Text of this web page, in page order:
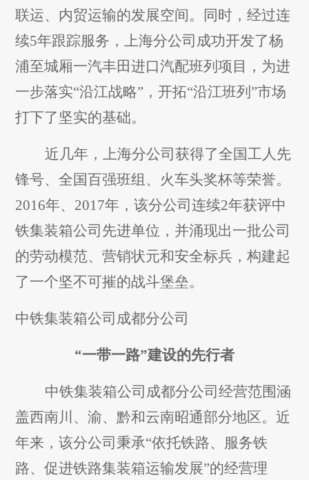
联运、内贸运输的发展空间。同时，经过连
续5年跟踪服务，上海分公司成功开发了杨
浦至城厢一汽丰田进口汽配班列项目，为进
一步落实“沿江战略”，开拓“沿江班列”市场
打下了坚实的基础。
近几年，上海分公司获得了全国工人先
锋号、全国百强班组、火车头奖杯等荣誉。
2016年、2017年，该分公司连续2年获评中
铁集装箱公司先进单位，并涌现出一批公司
的劳动模范、营销状元和安全标兵，构建起
了一个坚不可摧的战斗堡垒。
中铁集装箱公司成都分公司
“一带一路”建设的先行者
中铁集装箱公司成都分公司经营范围涵
盖西南川、渝、黔和云南昭通部分地区。近
年来，该分公司秉承“依托铁路、服务铁
路、促进铁路集装箱运输发展”的经营理